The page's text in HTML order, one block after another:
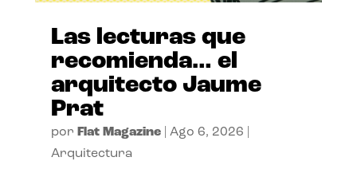
Las lecturas que
recomienda… el
arquitecto Jaume
Prat
por Flat Magazine| Ago 6, 2026
Arquitectura